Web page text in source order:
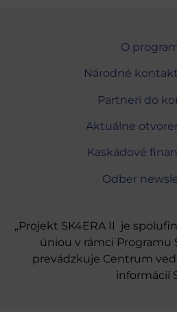
O
Národné
Partneri do
Aktuálne
Kaskádové
Odber
„Projekt SK4ERA II je
úniou v rámci Programu
prevádzkuje Centrum
informácií